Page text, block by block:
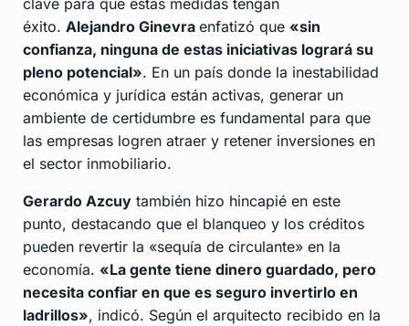
éxito. Alejandro Ginevra enfatizó que «sin
confianza, ninguna de estas iniciativas logrará su
pleno potencial». En un país donde la inestabilidad
económica y jurídica están activas, generar un
ambiente de certidumbre es fundamental para que
las empresas logren atraer y retener inversiones en
el sector inmobiliario.
Gerardo Azcuy también hizo hincapié en este
punto, destacando que el blanqueo y los créditos
pueden revertir la «sequía de circulante» en la
economía. «La gente tiene dinero guardado, pero
necesita confiar en que es seguro invertirlo en
ladrillos», indicó. Según el arquitecto recibido en la